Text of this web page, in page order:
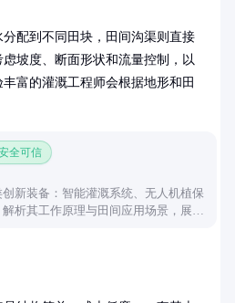
配到不同田块，田间沟渠则直接
坡度、断面形状和流量控制，以
富的灌溉工程师会根据地形和田
全可信
新装备：智能灌溉系统、无人机植保
析其工作原理与田间应用场景，展现